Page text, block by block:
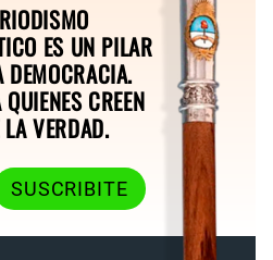
ES UN PILAR
DEMOCRACIA.
CREEN
VERDAD.
SUSCRIBITE